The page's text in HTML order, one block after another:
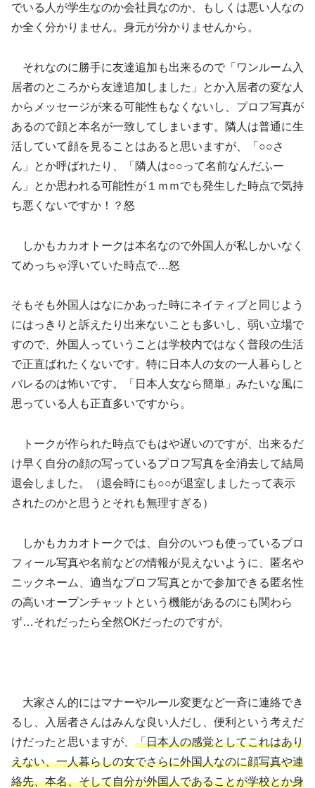
でいる人が学生なのか会社員なのか、もしくは悪い人なの
か全く分かりません。身元が分かりませんから。
それなのに勝手に友達追加も出来るので「ワンルーム入
居者のところから友達追加しました」とか入居者の変な人
からメッセージが来る可能性もなくないし、プロフ写真が
あるので顔と本名が一致してしまいます。隣人は普通に生
活していて顔を見ることはあると思いますが、「○○さ
ん」とか呼ばれたり、「隣人は○○って名前なんだふー
ん」とか思われる可能性が１ｍｍでも発生した時点で気持
ち悪くないですか！？怒
しかもカカオトークは本名なので外国人が私しかいなく
てめっちゃ浮いていた時点で…怒
そもそも外国人はなにかあった時にネイティブと同じよう
にはっきりと訴えたり出来ないことも多いし、弱い立場で
すので、外国人っていうことは学校内ではなく普段の生活
で正直ばれたくないです。特に日本人の女の一人暮らしと
バレるのは怖いです。「日本人女なら簡単」みたいな風に
思っている人も正直多いですから。
トークが作られた時点でもはや遅いのですが、出来るだ
け早く自分の顔の写っているプロフ写真を全消去して結局
退会しました。（退会時にも○○が退室しましたって表示
されたのかと思うとそれも無理すぎる）
しかもカカオトークでは、自分のいつも使っているプロ
フィール写真や名前などの情報が見えないように、匿名や
ニックネーム、適当なプロフ写真とかで参加できる匿名性
の高いオープンチャットという機能があるのにも関わら
ず…それだったら全然OKだったのですが。
大家さん的にはマナーやルール変更など一斉に連絡でき
るし、入居者さんはみんな良い人だし、便利という考えだ
けだったと思いますが、 「日本人の感覚としてこれはあり
えない、一人暮らしの女でさらに外国人なのに顔写真や連
絡先、本名、そして自分が外国人であることが学校とか身